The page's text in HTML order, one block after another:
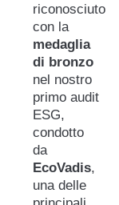
riconosciuto
con la
medaglia
di bronzo
nel nostro
primo audit
ESG,
condotto
da
EcoVadis,
una delle